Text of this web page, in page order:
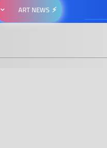
ART NEWS